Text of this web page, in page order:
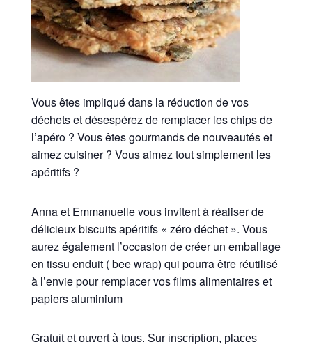
Vous êtes impliqué dans la réduction de vos
déchets et désespérez de remplacer les chips de
l’apéro ? Vous êtes gourmands de nouveautés et
aimez cuisiner ? Vous aimez tout simplement les
apéritifs ?
Anna et Emmanuelle vous invitent à réaliser de
délicieux biscuits apéritifs « zéro déchet ». Vous
aurez également l’occasion de créer un emballage
en tissu enduit ( bee wrap) qui pourra être réutilisé
à l’envie pour remplacer vos films alimentaires et
papiers aluminium
Gratuit et ouvert à tous. Sur inscription, places